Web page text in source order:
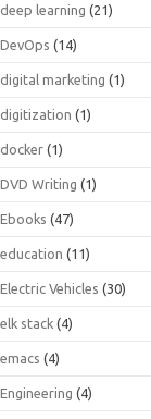
deep learning (21)
DevOps (14)
digital marketing (1)
digitization (1)
docker (1)
DVD Writing (1)
Ebooks (47)
education (11)
Electric Vehicles (30)
elk stack (4)
emacs (4)
Engineering (4)